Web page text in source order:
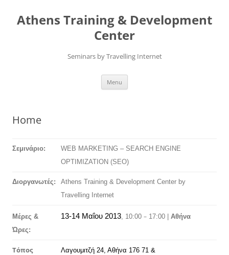
content
Athens Training & Development
Center
Seminars by Travelling Internet
Menu
Home
Σεμινάριο:
WEB MARKETING – SEARCH ENGINE
OPTIMIZATION (SEO)
Διοργανωτές:
Athens Training & Development Center by
Travelling Internet
Μέρες &
Ώρες:
13-14 Μαΐου 2013, 10:00 – 17:00 | Αθήνα
Τόπος
Λαγουμιτζή 24, Αθήνα 176 71 &